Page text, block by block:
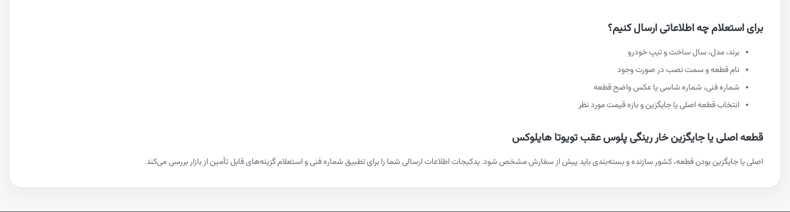
برای استعلام چه اطلاعاتی ارسال کنیم؟
برند، مدل، سال ساخت و تیپ خودرو
نام قطعه و سمت نصب در صورت وجود
شماره فنی، شماره شاسی یا عکس واضح قطعه
انتخاب قطعه اصلی یا جایگزین و بازه قیمت مورد نظر
قطعه اصلی یا جایگزین خار رینگی پلوس عقب تویوتا هایلوکس
اصلی یا جایگزین بودن قطعه، کشور سازنده و بسته‌بندی باید پیش از سفارش مشخص شود. یدکیجات اطلاعات ارسالی شما را برای تطبیق شماره فنی و استعلام گزینه‌های قابل تأمین از بازار بررسی می‌کند.